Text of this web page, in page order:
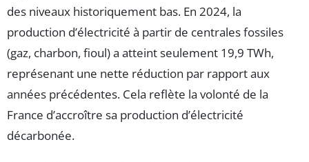
des niveaux historiquement bas. En 2024, la
production d’électricité à partir de centrales fossiles
(gaz, charbon, fioul) a atteint seulement 19,9 TWh,
représenant une nette réduction par rapport aux
années précédentes. Cela reflète la volonté de la
France d’accroître sa production d’électricité
décarbonée.